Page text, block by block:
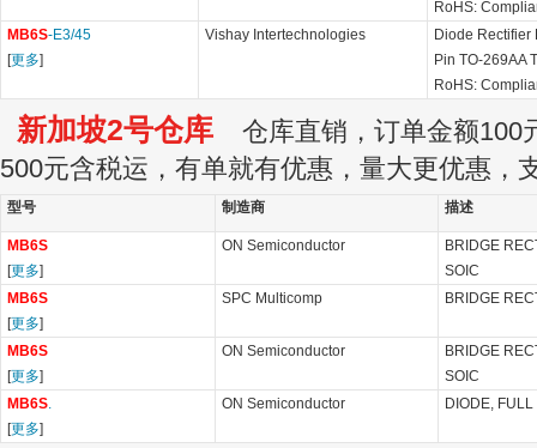
RoHS:
MB6S-E3/45
[更多]
Vishay Intertechnologies
Diode Rectifier
Pin TO-269AA
RoHS:
新加坡2号仓库 仓库直销，订单金额100
500元含税运，有单就有优惠，量大更优惠，
型号 制造商 描述
MB6S
[更多]
ON Semiconductor
BRIDGE
SOIC
MB6S
[更多]
SPC Multicomp BRIDGE
MB6S
[更多]
ON Semiconductor
BRIDGE
SOIC
MB6S.
[更多]
ON Semiconductor DIODE,